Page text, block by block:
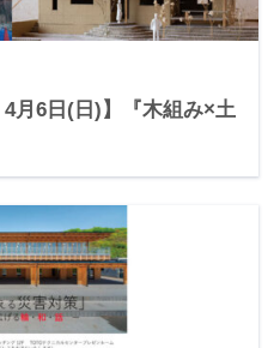
月6日(日)】『木組み×土